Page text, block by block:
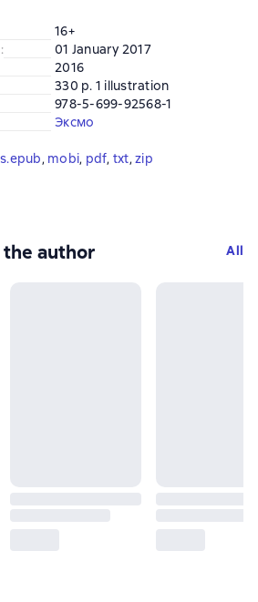
16+
:
01 January 2017
2016
330 p. 1 illustration
978-5-699-92568-1
Эксмо
, mobi, pdf, txt, zip
author All